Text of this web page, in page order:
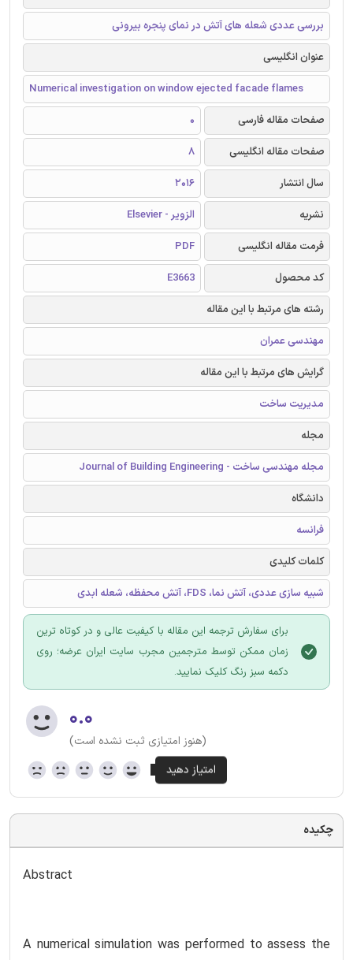
بررسی عددی شعله های آتش در نمای پنجره بیرونی
عنوان انگلیسی
Numerical investigation on window ejected facade flames
صفحات مقاله فارسی
0
صفحات مقاله انگلیسی
8
سال انتشار
2016
نشریه
الزویر - Elsevier
فرمت مقاله انگلیسی
PDF
کد محصول
E3663
رشته های مرتبط با این مقاله
مهندسی عمران
گرایش های مرتبط با این مقاله
مدیریت ساخت
مجله
مجله مهندسی ساخت - Journal of Building Engineering
دانشگاه
فرانسه
کلمات کلیدی
شبیه سازی عددی، آتش نما، FDS، آتش محفظه، شعله ابدی
برای سفارش ترجمه این مقاله با کیفیت عالی و در کوتاه ترین
زمان ممکن توسط مترجمین مجرب سایت ایران عرضه؛ روی
دکمه سبز رنگ کلیک نمایید.
۰.۰
(هنوز امتیازی ثبت نشده است)
چکیده
Abstract
A numerical simulation was performed to assess the